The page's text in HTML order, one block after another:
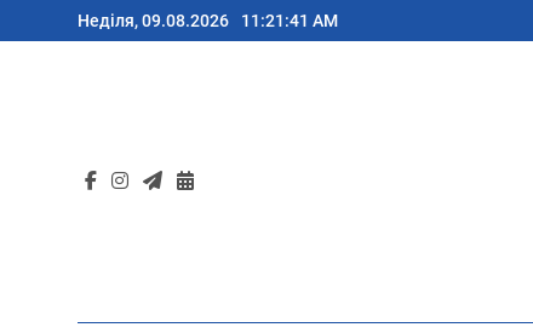
до
Неділя, 09.08.2026 11:21:42 AM